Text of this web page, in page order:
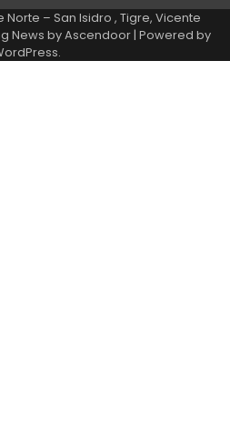
Norte – San Isidro , Tigre, Vicente
News byAscendoor| Powered by
.